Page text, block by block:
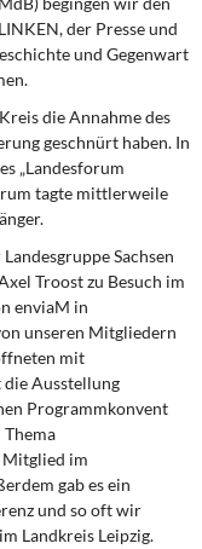
der Presse und
und Gegenwart
die Annahme des
geschnürt haben. In
„Landesforum
tagte mittlerweile
Sachsen
Troost zu Besuch im
enviaM in
unseren Mitgliedern
mit
Ausstellung
Programmkonvent
Mitglied im
gab es ein
und so oft wir
Landkreis Leipzig.